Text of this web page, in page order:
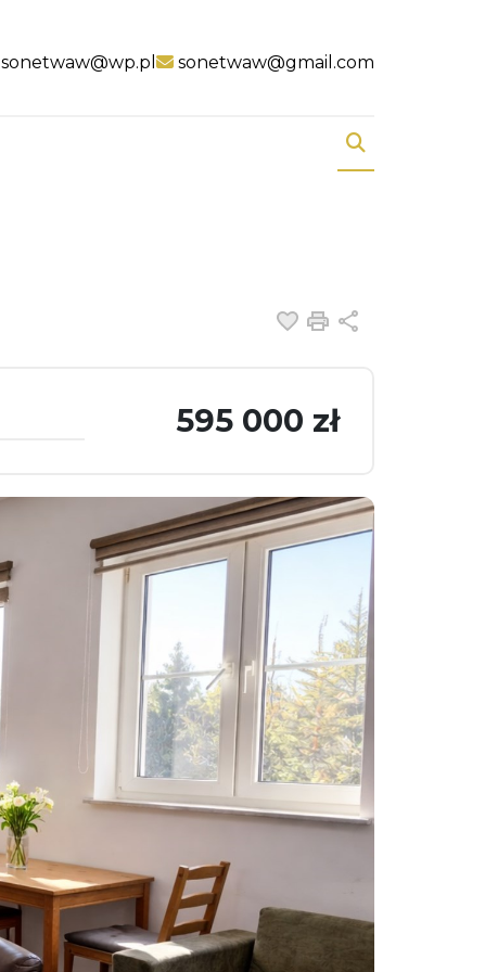
sonetwaw@wp.pl sonetwaw@gmail.com
Dodaj do
Drukuj
595 000 zł